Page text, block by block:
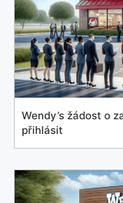
Wendy’s žádost o
přihlásit